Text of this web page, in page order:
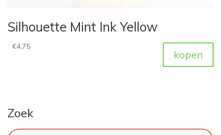
Silhouette Mint Ink Yellow
€4,75
kopen
Zoek